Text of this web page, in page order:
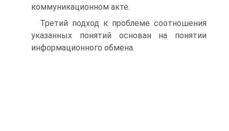
коммуникационном акте.
Третий подход к проблеме соотношения
указанных понятий основан на понятии
информационного обмена.